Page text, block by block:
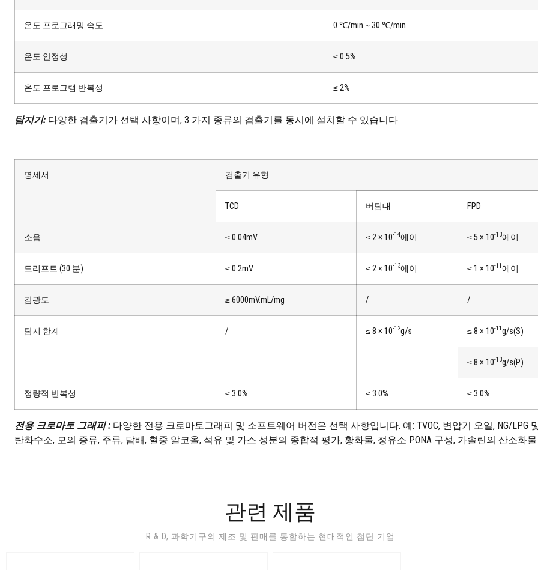
온도 프로그래밍 속도 0 ℃/min ~ 30 ℃/min
온도 안정성 ≤ 0.5%
온도 프로그램 반복성 ≤ 2%
탐지기: 다양한 검출기가 선택 사항이며, 3 가지 종류의 검출기를 동시에 설치할 수 있습니다.
명세서 검출기 유형
TCD 버팀대 FPD
소음 ≤ 0.04mV ≤ 2 × 10-14에이 ≤ 5 × 10-13에이
드리프트 (30 분) ≤ 0.2mV ≤ 2 × 10-13에이 ≤ 1 × 10-11에이
감광도 ≥ 6000mV.mL/mg / /
탐지 한계 / ≤ 8 × 10-12g/s ≤ 8 × 10-11g/s(S)
≤ 8 × 10-13g/s(P)
정량적 반복성 ≤ 3.0% ≤ 3.0% ≤ 3.0%
전용 크로마토 그래피 : 다양한 전용 크로마토그래피 및 소프트웨어 버전은 선택 사항입니다. 예: TVOC, 변압기 오일, NG/LPG
탄화수소, 모의 증류, 주류, 담배, 혈중 알코올, 석유 및 가스 성분의 종합적 평가, 황화물, 정유소 PONA 구성, 가솔린의 산소화
관련 제품
R & D, 과학기구의 제조 및 판매를 통합하는 현대적인 첨단 기업